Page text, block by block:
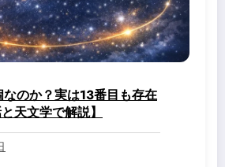
のか？実は13番目も存在
天文学で解説】